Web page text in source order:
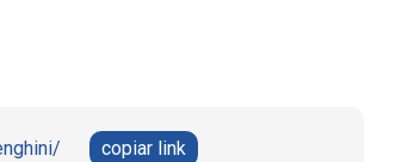
copiar link